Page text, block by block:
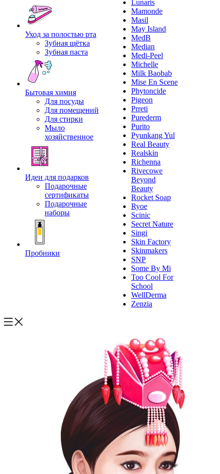
Уход за полостью рта
Зубная щётка
Зубная паста
Бытовая химия
Для посуды
Для помещений
Для стирки
Мыло
хозяйственное
Идеи для подарков
Подарочные
сертификаты
Подарочные
наборы
Пробники
Lunaris
Mamonde
Masil
May Island
MedB
Median
Medi-Peel
Michelle
Milk Baobab
Mise En Scene
Phytoncide
Pigeon
Prreti
Purederm
Purito
Pyunkang Yul
Real Beauty
Realskin
Richenna
Rivecowe
Beyond
Beauty
Rocket Soap
Ryoe
Scinic
Secret Nature
Singi
Skin Factory
Skinmakers
SNP
Some By Mi
Too Cool For
School
WellDerma
Zenzia